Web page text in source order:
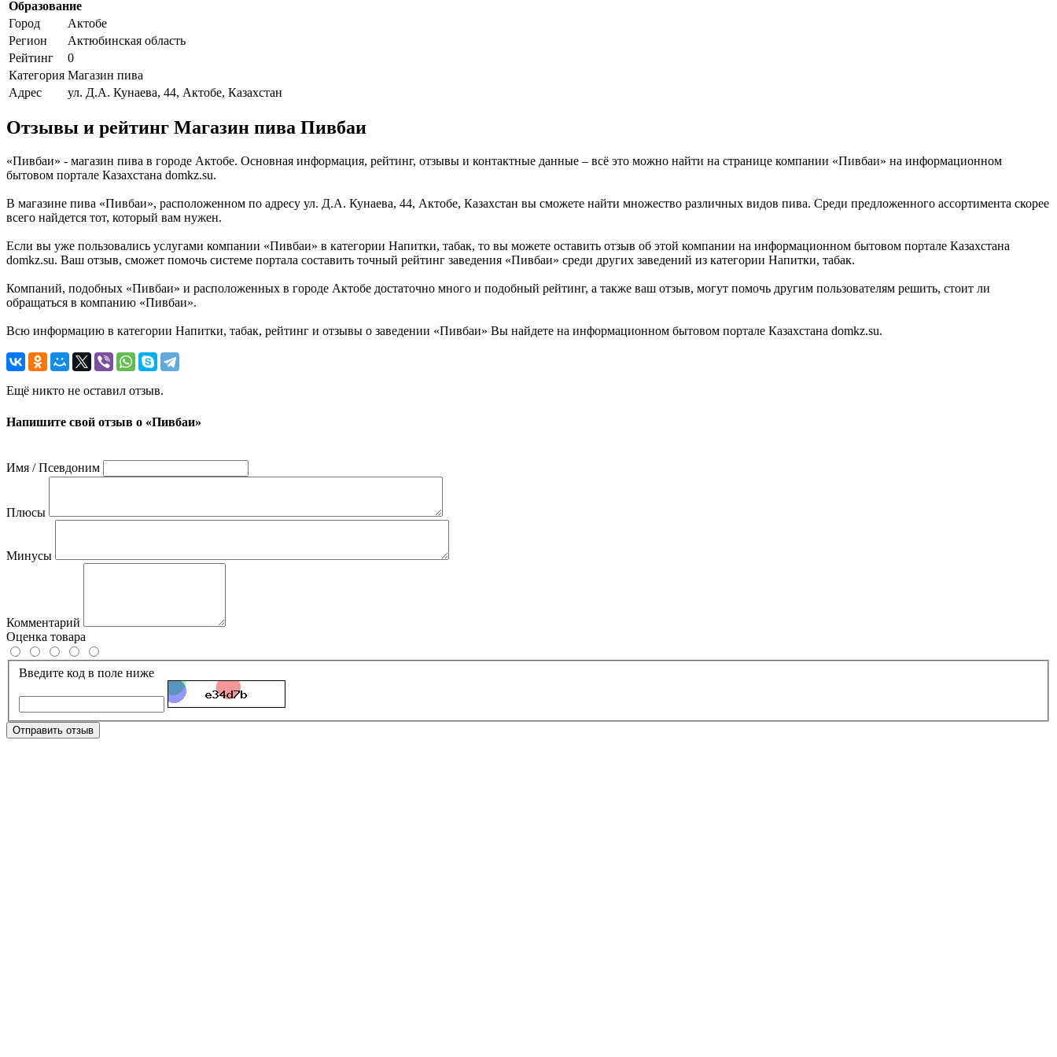
Образование
Город
Актобе
Регион
Актюбинская область
Рейтинг
0
Категория Магазин пива
Адрес
ул. Д.А. Кунаева, 44, Актобе, Казахстан
Отзывы и рейтинг Магазин пива Пивбаи
«Пивбаи» - магазин пива в городе Актобе. Основная информация, рейтинг, отзывы и контактные данные – всё это можно найти на странице компании «Пивбаи» на информационном
бытовом портале Казахстана domkz.su.
В магазине пива «Пивбаи», расположенном по адресу ул. Д.А. Кунаева, 44, Актобе, Казахстан вы сможете найти множество различных видов пива. Среди предложенного ассортимента скорее
всего найдется тот, который вам нужен.
Если вы уже пользовались услугами компании «Пивбаи» в категории Напитки, табак, то вы можете оставить отзыв об этой компании на информационном бытовом портале Казахстана
domkz.su. Ваш отзыв, сможет помочь системе портала составить точный рейтинг заведения «Пивбаи» среди других заведений из категории Напитки, табак.
Компаний, подобных «Пивбаи» и расположенных в городе Актобе достаточно много и подобный рейтинг, а также ваш отзыв, могут помочь другим пользователям решить, стоит ли
обращаться в компанию «Пивбаи».
Всю информацию в категории Напитки, табак, рейтинг и отзывы о заведении «Пивбаи» Вы найдете на информационном бытовом портале Казахстана domkz.su.
Ещё никто не оставил отзыв.
Напишите свой отзыв о «Пивбаи»
Имя / Псевдоним
Плюсы
Минусы
Комментарий
Оценка товара
Введите код в поле ниже
Отправить отзыв